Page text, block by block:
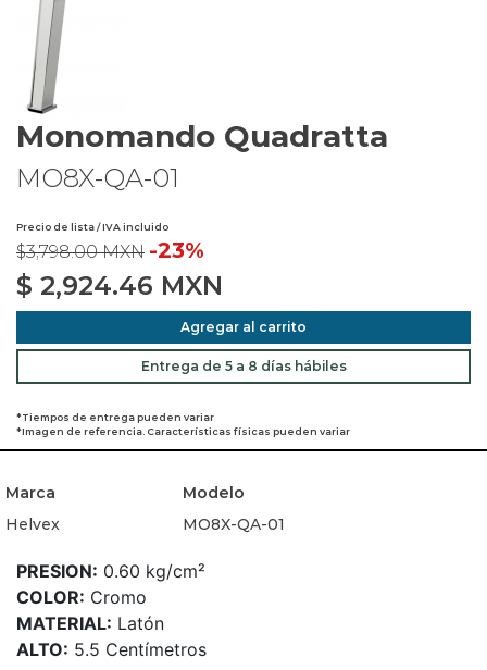
Monomando Quadratta
MO8X-QA-01
Precio de lista / IVA incluido
$3,798.00 MXN -23%
$ 2,924.46 MXN
Agregar al carrito
Entrega de 5 a 8 días hábiles
*Tiempos de entrega pueden variar
*Imagen de referencia. Características físicas pueden variar
Marca
Modelo
Helvex
MO8X-QA-01
PRESION: 0.60 kg/cm²
COLOR: Cromo
MATERIAL: Latón
ALTO: 5.5 Centímetros